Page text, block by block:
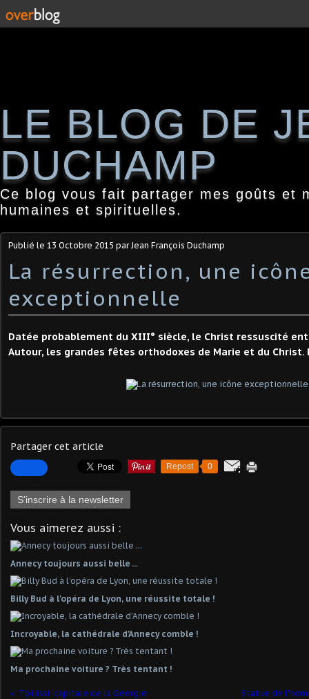
LE BLOG DE
DUCHAMP
Ce blog vous fait partager mes goûts et
humaines et spirituelles.
Publié le 13 Octobre 2015 par Jean François Duchamp
La résurrection, une
exceptionnelle
Datée probablement du XIII° siècle, le Christ ressuscité
Autour, les grandes fêtes orthodoxes de Marie et du Christ.
Partager cet article
Repost 0
S'inscrire à la newsletter
Vous aimerez aussi :
Annecy toujours aussi belle ...
Billy Bud à l'opéra de Lyon, une réussite totale !
Incroyable, la cathédrale d'Annecy comble !
Ma prochaine voiture ? Très tentant !
Tbilissi, capitale de la Géorgie Statue de